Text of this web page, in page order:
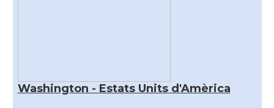
Washington - Estats Units d'Amèrica